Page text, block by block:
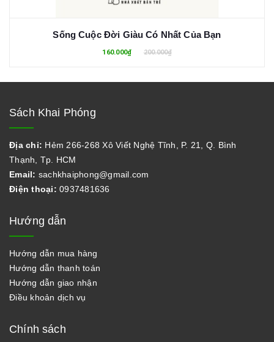
Sống Cuộc Đời Giàu Có Nhất Của Bạn
160.000₫ 200.000₫
Sách Khai Phóng
Địa chỉ: Hẻm 266-268 Xô Viết Nghệ Tĩnh, P. 21, Q. Bình
Thạnh, Tp. HCM
Email: sachkhaiphong@gmail.com
Điện thoại: 0937481636
Hướng dẫn
Hướng dẫn mua hàng
Hướng dẫn thanh toán
Hướng dẫn giao nhận
Điều khoản dịch vụ
Chính sách